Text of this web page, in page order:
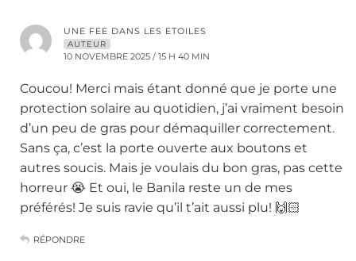
UNE FEE DANS LES ETOILES
AUTEUR
10 NOVEMBRE 2025 / 15 H 40 MIN
Coucou! Merci mais étant donné que je porte une
protection solaire au quotidien, j’ai vraiment besoin
d’un peu de gras pour démaquiller correctement.
Sans ça, c’est la porte ouverte aux boutons et
autres soucis. Mais je voulais du bon gras, pas cette
horreur 😭 Et oui, le Banila reste un de mes
préférés! Je suis ravie qu’il t’ait aussi plu! 🙌🏻
RÉPONDRE